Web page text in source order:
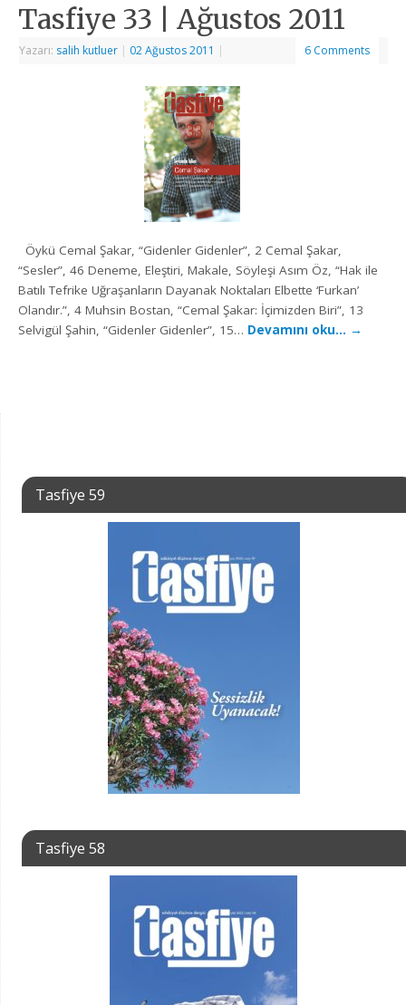
Tasfiye 33 | Ağustos 2011
Yazarı: salih kutluer | 02 Ağustos 2011 | 6 Comments
Öykü Cemal Şakar, “Gidenler Gidenler”, 2 Cemal Şakar,
“Sesler”, 46 Deneme, Eleştiri, Makale, Söyleşi Asım Öz, “Hak ile
Batılı Tefrike Uğraşanların Dayanak Noktaları Elbette ‘Furkan’
Olandır.”, 4 Muhsin Bostan, “Cemal Şakar: İçimizden Biri”, 13
Selvigül Şahin, “Gidenler Gidenler”, 15… Devamını oku… →
Tasfiye 59
Tasfiye 58